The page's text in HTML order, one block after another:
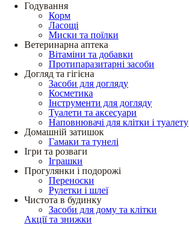
Годування
Корм
Ласощі
Миски та поїлки
Ветеринарна аптека
Вітаміни та добавки
Протипаразитарні засоби
Догляд та гігієна
Засоби для догляду
Косметика
Інструменти для догляду
Туалети та аксесуари
Наповнювачі для клітки і туалету
Домашній затишок
Гамаки та тунелі
Ігри та розваги
Іграшки
Прогулянки і подорожі
Переноски
Рулетки і шлеї
Чистота в будинку
Засоби для дому та клітки
Акції та знижки